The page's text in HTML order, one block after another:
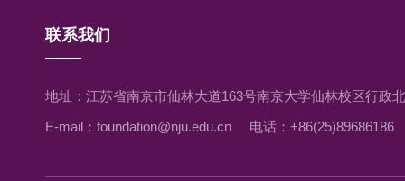
联系我们
地址：江苏省南京市仙林大道163号南京大学仙林校区行政
E-mail：foundation@nju.edu.cn
电话：+86(25)89686186